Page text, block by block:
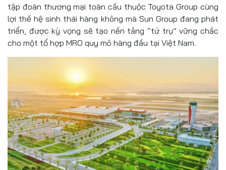
tập đoàn thương mại toàn cầu thuộc Toyota Group cùng
lợi thế hệ sinh thái hàng không mà Sun Group đang phát
triển, được kỳ vọng sẽ tạo nền tảng “tứ trụ” vững chắc
cho một tổ hợp MRO quy mô hàng đầu tại Việt Nam.